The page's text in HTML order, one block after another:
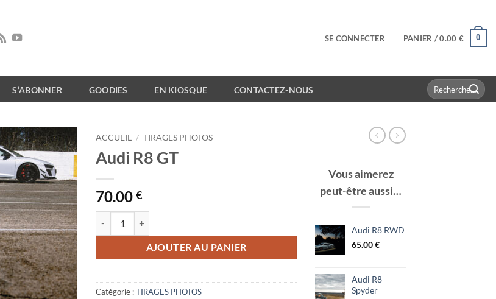
SE CONNECTER PANIER /0.00 € 0
S’ABONNER GOODIES EN KIOSQUE CONTACTEZ-NOUS
Recherche
pour :
ACCUEIL / TIRAGES PHOTOS
Audi R8 GT
70.00 €
AJOUTER AU PANIER
Catégorie :TIRAGES PHOTOS
Vous aimerez
peut-être aussi…
Audi R8 RWD
65.00€
Audi R8
Spyder